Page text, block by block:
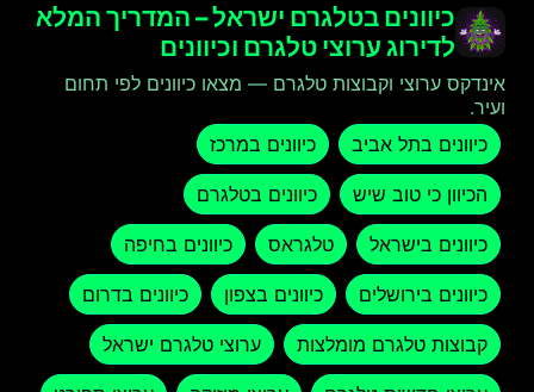
כיוונים בטלגרם ישראל – המדריך המלא
לדירוג ערוצי טלגרם וכיוונים
אינדקס ערוצי וקבוצות טלגרם — מצאו כיוונים לפי תחום
ועיר.
כיוונים בתל אביב
כיוונים במרכז
הכיוון כי טוב שיש כיוונים בטלגרם
כיוונים בישראל טלגראס כיוונים בחיפה
כיוונים בירושלים כיוונים בצפון כיוונים בדרום
קבוצות טלגרם מומלצות ערוצי טלגרם ישראל